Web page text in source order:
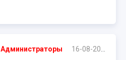
Администраторы 16-08-2016, 16:47